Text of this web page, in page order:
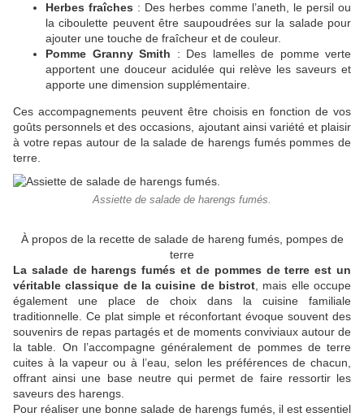
Herbes fraîches : Des herbes comme l’aneth, le persil ou
la ciboulette peuvent être saupoudrées sur la salade pour
ajouter une touche de fraîcheur et de couleur.
Pomme Granny Smith : Des lamelles de pomme verte
apportent une douceur acidulée qui relève les saveurs et
apporte une dimension supplémentaire.
Ces accompagnements peuvent être choisis en fonction de vos
goûts personnels et des occasions, ajoutant ainsi variété et plaisir
à votre repas autour de la salade de harengs fumés pommes de
terre.
Assiette de salade de harengs fumés.
À propos de la recette de salade de hareng fumés, pompes de
terre
La salade de harengs fumés et de pommes de terre est un
véritable classique de la cuisine de bistrot , mais elle occupe
également une place de choix dans la cuisine familiale
traditionnelle. Ce plat simple et réconfortant évoque souvent des
souvenirs de repas partagés et de moments conviviaux autour de
la table. On l’accompagne généralement de pommes de terre
cuites à la vapeur ou à l’eau, selon les préférences de chacun,
offrant ainsi une base neutre qui permet de faire ressortir les
saveurs des harengs.
Pour réaliser une bonne salade de harengs fumés, il est essentiel